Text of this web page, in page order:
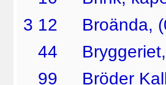
3 12 Broända,
44 Bryggeriet,
99 Bröder